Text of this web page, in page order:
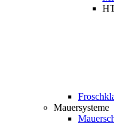
Mauersysteme